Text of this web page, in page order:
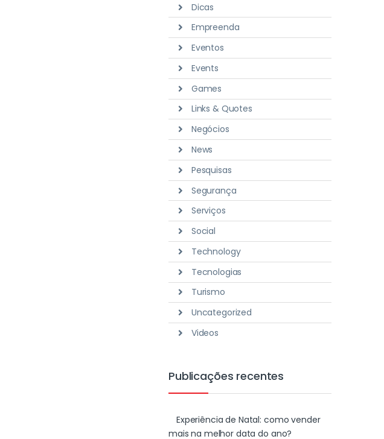
Dicas
Empreenda
Eventos
Events
Games
Links & Quotes
Negócios
News
Pesquisas
Segurança
Serviços
Social
Technology
Tecnologias
Turismo
Uncategorized
Videos
Publicações recentes
Experiência de Natal: como vender
mais na melhor data do ano?